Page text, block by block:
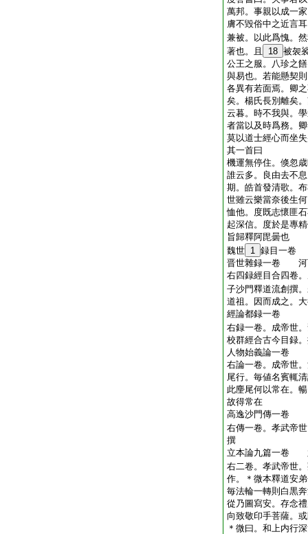
萬邦。事親以成一
膚不毀俗中之近言
兼被。以此爲愧。
著也。且
18 被袈
公王之服。八珍之
與易也。若能懸契
各異有若面焉。卿
矣。楊氏長別離矣
云暮。時不我與。
者當以及時爲務。
莫以道士經心而坐
其一首曰
機運無停住。倏忽
誰云多。良由去不
期。皓首發清歌。
世雖云樂當奈後生
恤他。度既志懷匪
起深信。度於是專
旨歸釋阿毘曇也
魏世 1 録目一卷
晋世雜録一卷 河
右四録經目合四卷
子沙門釋道流創撰
道祖。因而成之。
經論都録一卷
右録一卷。成帝世
校群經合古今目録
人物始義論一卷
右論一卷。成帝世
尾行。毎値名賓輒
此麈尾何以常在。
故得常在
高逸沙門傳一卷
右傳一卷。孝武帝
撰
立本論九篇一卷
右二卷。孝武帝世
作。＊微本釋道安
毎法輪一轉則白黒
從乃圖寫安。存念
向致敬印手菩薩。
＊微曰。和上内行